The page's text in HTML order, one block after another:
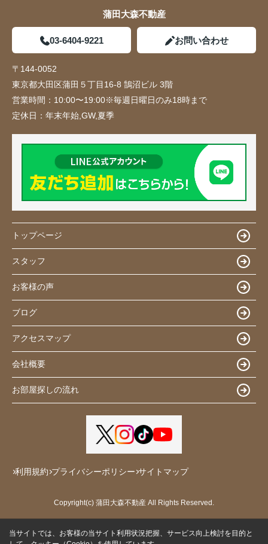
蒲田大森不動産
03-6404-9221 お問い合わせ
〒144-0052
東京都大田区蒲田５丁目16-8 鵠沼ビル 3階
営業時間： 10:00〜19:00※毎週日曜日のみ18時まで
定休日： 年末年始,GW,夏季
トップページ
スタッフ
お客様の声
ブログ
アクセスマップ
会社概要
お部屋探しの流れ
利用規約 プライバシーポリシー サイトマップ
Copyright(c) 蒲田大森不動産 All Rights Reserved.
当サイトでは、お客様の当サイト利用状況把握、サービス向上検討を目的と